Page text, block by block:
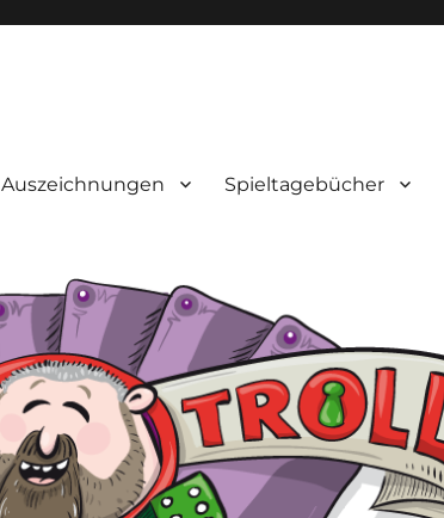
Auszeichnungen Spieltagebücher